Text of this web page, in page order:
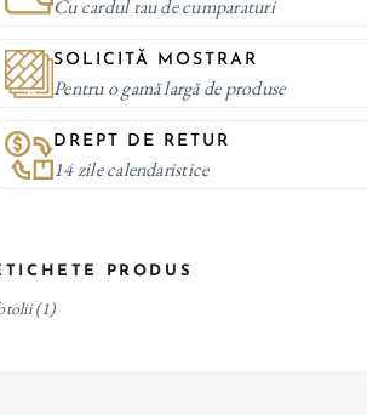
Cu cardul tau de cumparaturi
SOLICITĂ MOSTRAR
Pentru o gamă largă de produse
DREPT DE RETUR
14 zile calendaristice
PRODUS
(1)